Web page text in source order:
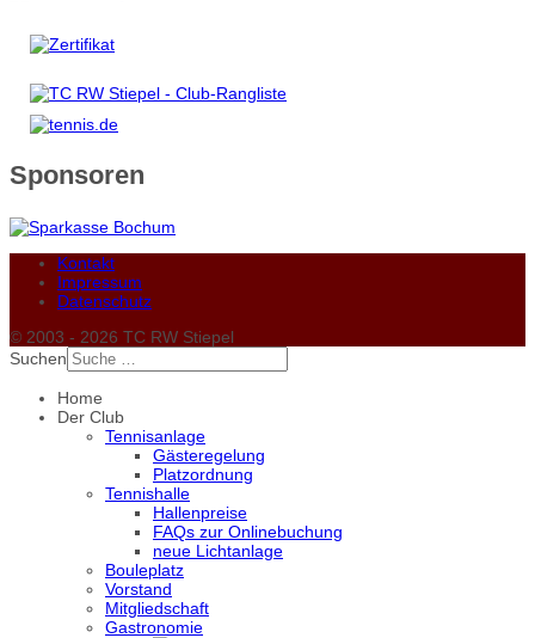
Sponsoren
Kontakt
Impressum
Datenschutz
© 2003 - 2026 TC RW Stiepel
Suchen
Home
Der Club
Tennisanlage
Gästeregelung
Platzordnung
Tennishalle
Hallenpreise
FAQs zur Onlinebuchung
neue Lichtanlage
Bouleplatz
Vorstand
Mitgliedschaft
Gastronomie